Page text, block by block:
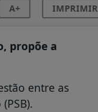
A+ IMPRIMIR
propõe a
entre as